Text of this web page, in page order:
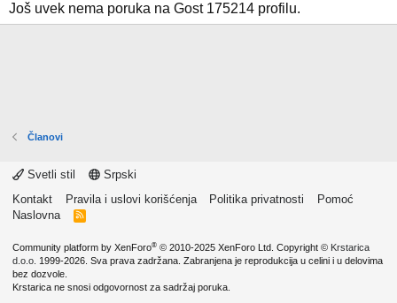
Još uvek nema poruka na Gost 175214 profilu.
Članovi
Svetli stil
Srpski
Kontakt
Pravila i uslovi korišćenja Politika privatnosti
Pomoć
Naslovna
R
Community platform by XenForo® © 2010-2025 XenForo Ltd. Copyright © Krstarica
d.o.o. 1999-2026. Sva prava zadržana. Zabranjena je reprodukcija u celini i u delovima
bez dozvole.
Krstarica ne snosi odgovornost za sadržaj poruka.